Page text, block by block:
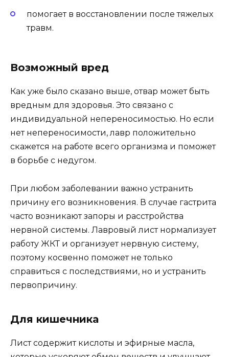
помогает в восстановлении после тяжелых
травм.
Возможный вред
Как уже было сказано выше, отвар может быть
вредным для здоровья. Это связано с
индивидуальной непереносимостью. Но если
нет непереносимости, лавр положительно
скажется на работе всего организма и поможет
в борьбе с недугом.
При любом заболевании важно устранить
причину его возникновения. В случае гастрита
часто возникают запоры и расстройства
нервной системы. Лавровый лист нормализует
работу ЖКТ и организует нервную систему,
поэтому косвенно поможет не только
справиться с последствиями, но и устранить
первопричину.
Для кишечника
Лист содержит кислоты и эфирные масла,